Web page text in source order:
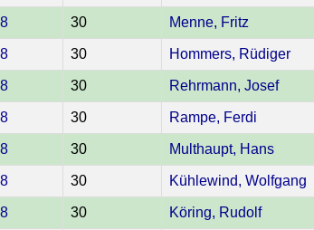
30 Menne, Fritz
30 Hommers, Rüdiger
30 Rehrmann, Josef
30 Rampe, Ferdi
30 Multhaupt, Hans
30 Kühlewind, Wolfgang
30 Köring, Rudolf